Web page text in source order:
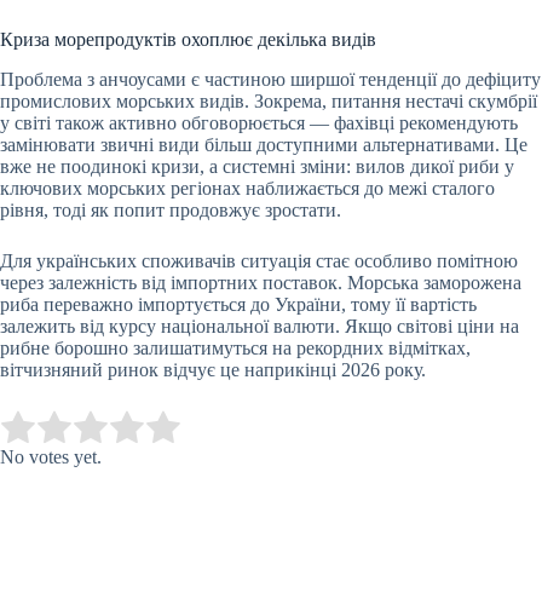
Криза морепродуктів охоплює декілька видів
Проблема з анчоусами є частиною ширшої тенденції до дефіциту
промислових морських видів. Зокрема, питання нестачі скумбрії
у світі також активно обговорюється — фахівці рекомендують
замінювати звичні види більш доступними альтернативами. Це
вже не поодинокі кризи, а системні зміни: вилов дикої риби у
ключових морських регіонах наближається до межі сталого
рівня, тоді як попит продовжує зростати.
Для українських споживачів ситуація стає особливо помітною
через залежність від імпортних поставок. Морська заморожена
риба переважно імпортується до України, тому її вартість
залежить від курсу національної валюти. Якщо світові ціни на
рибне борошно залишатимуться на рекордних відмітках,
вітчизняний ринок відчує це наприкінці 2026 року.
Rate this item:
No votes yet.